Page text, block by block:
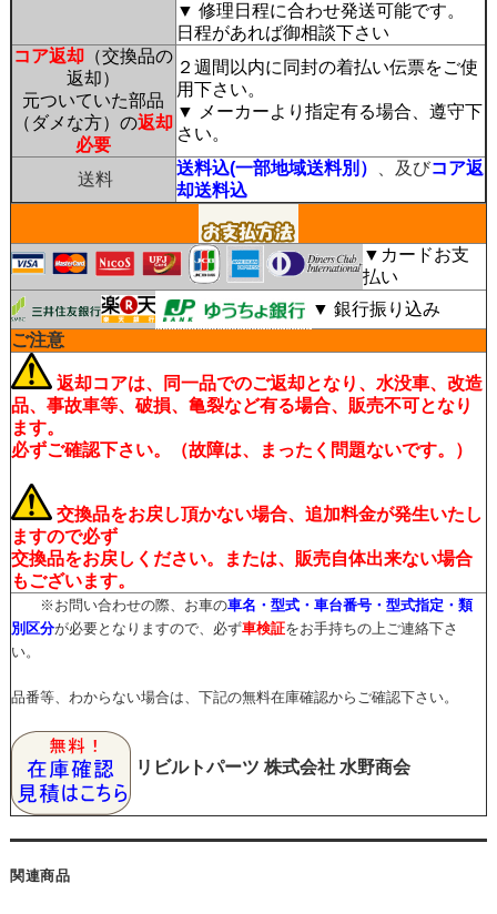
▼ 修理日程に合わせ発送可能です。
日程があれば御相談下さい
コア返却 （交換品の
返却）
元ついていた部品
（ダメな方）の返却
必要
２週間以内に同封の着払い伝票をご使
用下さい。
▼ メーカーより指定有る場合、遵守下
さい。
送料
送料込(一部地域送料別） 、及びコア返
却送料込
▼カードお支
払い
▼ 銀行振り込み
ご注意
返却コアは、同一品でのご返却となり、水没車、改造
品、事故車等、破損、亀裂など有る場合、販売不可となり
ます。
必ずご確認下さい。（故障は、まったく問題ないです。）
交換品をお戻し頂かない場合、追加料金が発生いたし
ますので必ず
交換品をお戻しください。
または、販売自体出来ない場合
もございます。
※お問い合わせの際、お車の車名・型式・車台番号・型式指定・類
別区分が必要となりますので、必ず車検証をお手持ちの上ご連絡下さ
い。
品番等、わからない場合は、下記の無料在庫確認からご確認下さい。
リビルトパーツ 株式会社 水野商会
関連商品